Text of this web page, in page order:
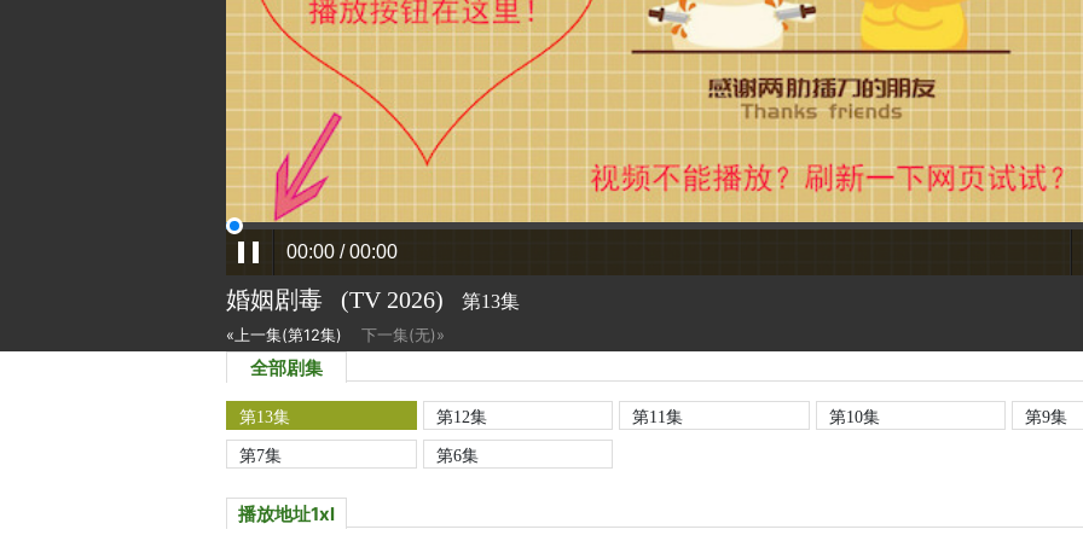
婚姻剧毒 (TV 2026) 第13集
«上一集(第12集) 下一集(无)»
全部剧集
第13集 第12集 第11集 第10集
第9集
第7集
第6集
播放地址1xl